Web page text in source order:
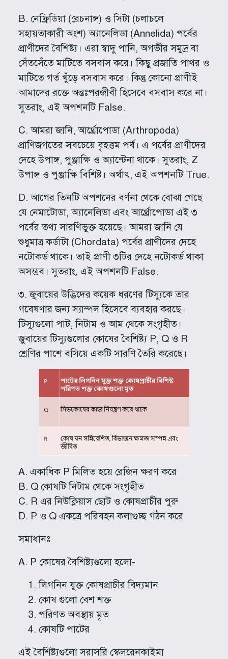
B. নেফ্রিডিয়া (রেচনাঙ্গ) ও সিটা (চলাচলে
সহায়তাকারী অংশ) অ্যানেলিডা (Annelida) পর্বের
প্রাণীদের বৈশিষ্ট্য। এরা স্বাদু পানি, অগভীর সমুদ্র বা
সেঁতসেঁতে মাটিতে বসবাস করে। কিছু প্রজাতি পাথর ও
মাটিতে গর্ত খুঁড়ে বসবাস করে। কিন্তু কোনো প্রাণীই
আমাদের রক্তে অন্তঃপরজীবী হিসেবে বসবাস করে না।
সুতরাং, এই অপশনটি False.
C. আমরা জানি, আর্থ্রোপোডা (Arthropoda)
প্রাণিজগতের সবচেয়ে বৃহত্তম পর্ব। এ পর্বের প্রাণীদের
দেহে উপাঙ্গ, পুঞ্জাক্ষি ও অ্যান্টেনা থাকে। সুতরাং, Z
উপাঙ্গ ও পুঞ্জাক্ষি বিশিষ্ট। অর্থাৎ, এই অপশনটি True.
D. আগের তিনটি অপশনের বর্ণনা থেকে বোঝা গেছে
যে নেমাটোডা, অ্যানেলিডা এবং আর্থ্রোপোডা এই ৩
পর্বের তথ্য সারণিভুক্ত হয়েছে। আমরা জানি যে
শুধুমাত্র কর্ডাটা (Chordata) পর্বের প্রাণীদের দেহে
নটোকর্ড থাকে। তাই প্রাণী ৩টির দেহে নটোকর্ড থাকা
অসম্ভব। সুতরাং, এই অপশনটি False.
৩. জুবায়ের উদ্ভিদের কয়েক ধরণের টিস্যুকে তার
গবেষণার জন্য স্যাম্পল হিসেবে ব্যবহার করছে।
টিস্যুগুলো পাট, নিটাম ও আম থেকে সংগৃহীত।
জুবায়ের টিস্যুগুলোর কোষের বৈশিষ্ট্য P, Q ও R
শ্রেণির পাশে বসিয়ে একটি সারণি তৈরি করেছে।
A. একাধিক P মিলিত হয়ে রেজিন ক্ষরণ করে
B. Q কোষটি নিটাম থেকে সংগৃহীত
C. R এর নিউক্লিয়াস ছোট ও কোষপ্রাচীর পুরু
D. P ও Q একত্রে পরিবহন কলাগুচ্ছ গঠন করে
সমাধানঃ
A. P কোষের বৈশিষ্ট্যগুলো হলো-
লিগনিন যুক্ত কোষপ্রাচীর বিদ্যমান
কোষ গুলো বেশ শক্ত
পরিণত অবস্থায় মৃত
কোষটি পাটের
এই বৈশিষ্ট্যগুলো সরাসরি স্কেলরেনকাইমা